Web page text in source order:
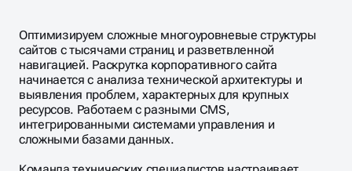
Оптимизируем сложные многоуровневые структуры
сайтов с тысячами страниц и разветвленной
навигацией. Раскрутка корпоративного сайта
начинается с анализа технической архитектуры и
выявления проблем, характерных для крупных
ресурсов. Работаем с разными CMS,
интегрированными системами управления и
сложными базами данных.